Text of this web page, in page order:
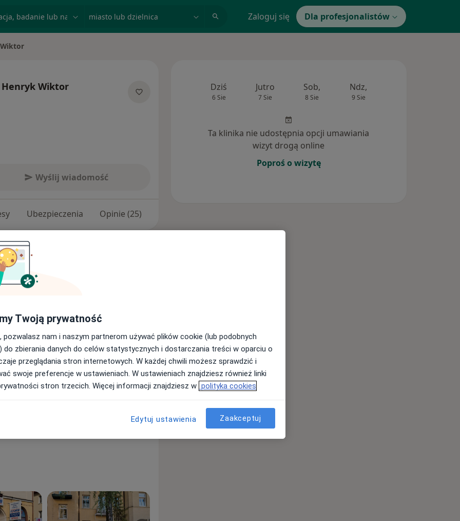
Zaloguj się Dla profesjonalistów
Henryk Wiktor
Wyślij wiadomość
Ubezpieczenia Opinie (25)
w zakresie ginekologii i
W roku 1983 zdobył tytuł dr
roku 2001 uzyskał tytuł doktora
i Endokrynologii
i Nauk o Zdrowiu na Akademii
i Położnictwa w Wojewódzkim
Wyszyńskiego w Lublinie.
operacyjnej.
a11y_sr_more_diseases
Dziś
6 Sie
Jutro
7 Sie
Sob,
8 Sie
Ndz,
9 Sie
Ta klinika nie udostępnia opcji umawiania
wizyt drogą online
Poproś o wizytę
Twoją prywatność
pozwalasz nam i naszym partnerom używać plików cookie (lub podobnych
do zbierania danych do celów statystycznych i dostarczania treści w oparciu o
przeglądania stron internetowych. W każdej chwili możesz sprawdzić i
swoje preferencje w ustawieniach. W ustawieniach znajdziesz również linki
stron trzecich. Więcej informacji znajdziesz w polityka cookies
Edytuj ustawienia Zaakceptuj